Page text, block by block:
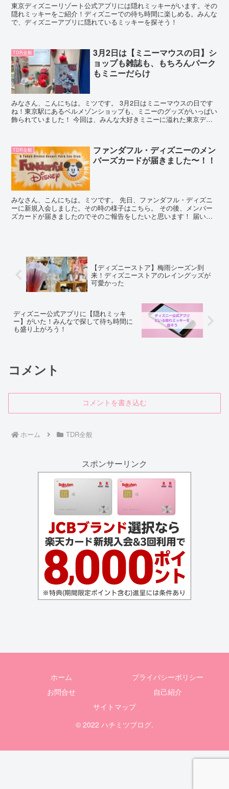
東京ディズニーリゾート公式アプリには隠れミッキーがいます。その
隠れミッキーをご紹介！ディズニーでの待ち時間に楽しめる。みんな
で、ディズニーアプリに隠れているミッキーを探そう！
TDR全般
3月2日は【ミニーマウスの日】シ
ョップも雑誌も、もちろんパーク
もミニーだらけ
みなさん、こんにちは。ミツです。 3月2日はミニーマウスの日です
ね！東京駅にあるベルメゾンショップも、ミニーのグッズがいっぱい
飾られていました！ 今回は、みんな大好きミニーに溢れた東京ディ
TDR全般
ファンダフル・ディズニーのメン
バーズカードが届きました〜！！
みなさん、こんにちは。ミツです。 先日、ファンダフル・ディズニ
ーに新規入会しました。その時の様子はこちら。 その後、メンバー
ズカードが届きましたのでそのご報告をしたいと思います！ 届いた
【ディズニーストア】梅雨シーズン到
来！ディズニーストアのレイングッズが
可愛かった
ディズニー公式アプリに【隠れミッキ
ー】がいた！みんなで探して待ち時間に
も盛り上がろう！
コメント
コメントを書き込む
ホーム TDR全般
スポンサーリンク
ホーム
プライバシーポリシー
お問合せ
自己紹介
サイトマップ
© 2022 ハチミツブログ.